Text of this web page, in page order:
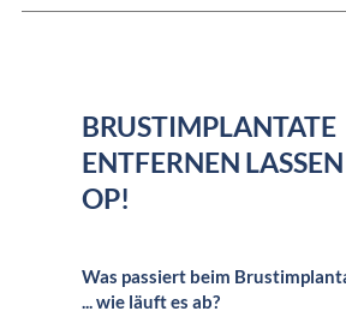
BRUSTIMPLANTATE
ENTFERNEN
OP!
Was passiert beim
... wie läuft es ab?